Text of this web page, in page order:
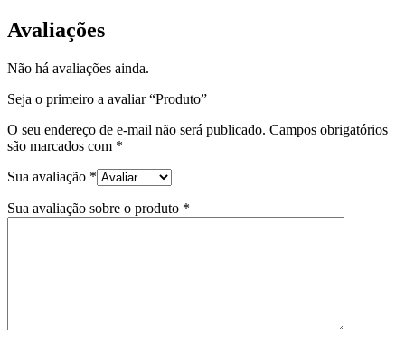
Avaliações
Não há avaliações ainda.
Seja o primeiro a avaliar “Produto”
O seu endereço de e-mail não será publicado. Campos obrigatórios
são marcados com *
Sua avaliação *
Sua avaliação sobre o produto *